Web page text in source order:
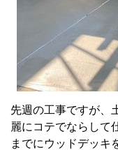
先週の工事ですが、
麗にコテでならして
までにウッドデッキ